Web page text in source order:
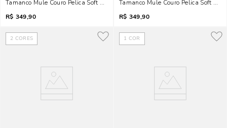
Tamanco Mule Couro Pelica Soft Salto Fino Preto
R$ 349,90
Tamanco Mule Couro Pelica Soft
R$ 349,90
2 CORES 1 COR